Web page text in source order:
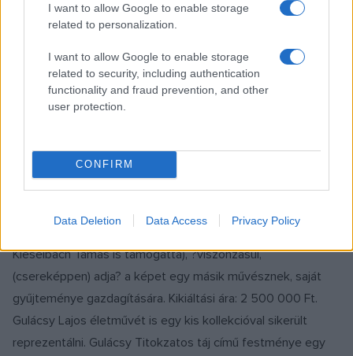
I want to allow Google to enable storage
related to personalization.
I want to allow Google to enable storage
related to security, including authentication
functionality and fraud prevention, and other
user protection.
CONFIRM
Data Deletion Data Access Privacy Policy
származó festménye is külön figyelmet érdemel, kikiáltási
ára 2 200 000 Ft. Rippl-Rónai Józsefnek egy olyan pasztell
női portréja kerül árverésre ? Feketeboás hölgy (Linzer Terka
arcképe), 1923 (kikiáltási ára: 8,5 millió forint) ?, melynek
legfőbb érdekessége, hogy a híres íróportrékkal egyidős:
Egy másik pasztell portré Rippl-Rónai Ödönt, a festő
testvérét, a lelkes műbarátot ábrázolja. A mű hátoldalán lévő
feliratból kiderül, hogy Ödön (akinek a kaposvári
Kieselbach Tamás is támogatta), ?viszonzásul,
(csereképpen) adja? a képet egy másik művésznek, saját
gyűjteménye gazdagítására. Kikiáltási ára: 2 500 000 Ft.
Gulácsy Lajos életművét is egy kis kollekcióval sikerült
reprezentálni. Gulácsy Titokzatos táj című festménye egy